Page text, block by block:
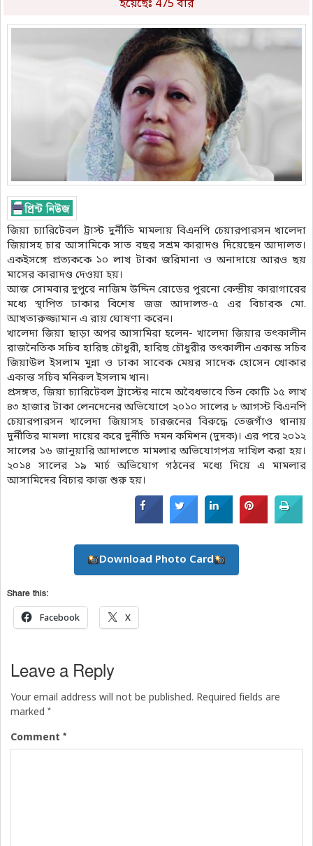
হয়েছেঃ 475 বার
জিয়া চ্যারিটেবল ট্রাস্ট দুর্নীতি মামলায় বিএনপি চেয়ারপারসন খালেদা
জিয়াসহ চার আসামিকে সাত বছর সশ্রম কারাদণ্ড দিয়েছেন আদালত।
একইসঙ্গে প্রত্যককে ১০ লাখ টাকা জরিমানা ও অনাদায়ে আরও ছয়
মাসের কারাদণ্ড দেওয়া হয়।
আজ সোমবার দুপুরে নাজিম উদ্দিন রোডের পুরনো কেন্দ্রীয় কারাগারের
মধ্যে স্থাপিত ঢাকার বিশেষ জজ আদালত-৫ এর বিচারক মো.
আখতারুজ্জামান এ রায় ঘোষণা করেন।
খালেদা জিয়া ছাড়া অপর আসামিরা হলেন- খালেদা জিয়ার তৎকালীন
রাজনৈতিক সচিব হারিছ চৌধুরী, হারিছ চৌধুরীর তৎকালীন একান্ত সচিব
জিয়াউল ইসলাম মুন্না ও ঢাকা সাবেক মেয়র সাদেক হোসেন খোকার
একান্ত সচিব মনিরুল ইসলাম খান।
প্রসঙ্গত, জিয়া চ্যারিটেবল ট্রাস্টের নামে অবৈধভাবে তিন কোটি ১৫ লাখ
৪৩ হাজার টাকা লেনদেনের অভিযোগে ২০১০ সালের ৮ আগস্ট বিএনপি
চেয়ারপারসন খালেদা জিয়াসহ চারজনের বিরুদ্ধে তেজগাঁও থানায়
দুর্নীতির মামলা দায়ের করে দুর্নীতি দমন কমিশন (দুদক)। এর পরে ২০১২
সালের ১৬ জানুয়ারি আদালতে মামলার অভিযোগপত্র দাখিল করা হয়।
২০১৪ সালের ১৯ মার্চ অভিযোগ গঠনের মধ্যে দিয়ে এ মামলার
আসামিদের বিচার কাজ শুরু হয়।
Download Photo Card
Share this:
Facebook X
Leave a Reply
Your email address will not be published. Required fields are
marked *
Comment *